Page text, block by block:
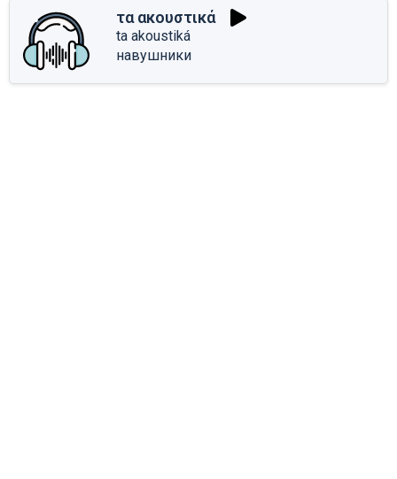
τα ακουστικά
ta akoustiká
навушники